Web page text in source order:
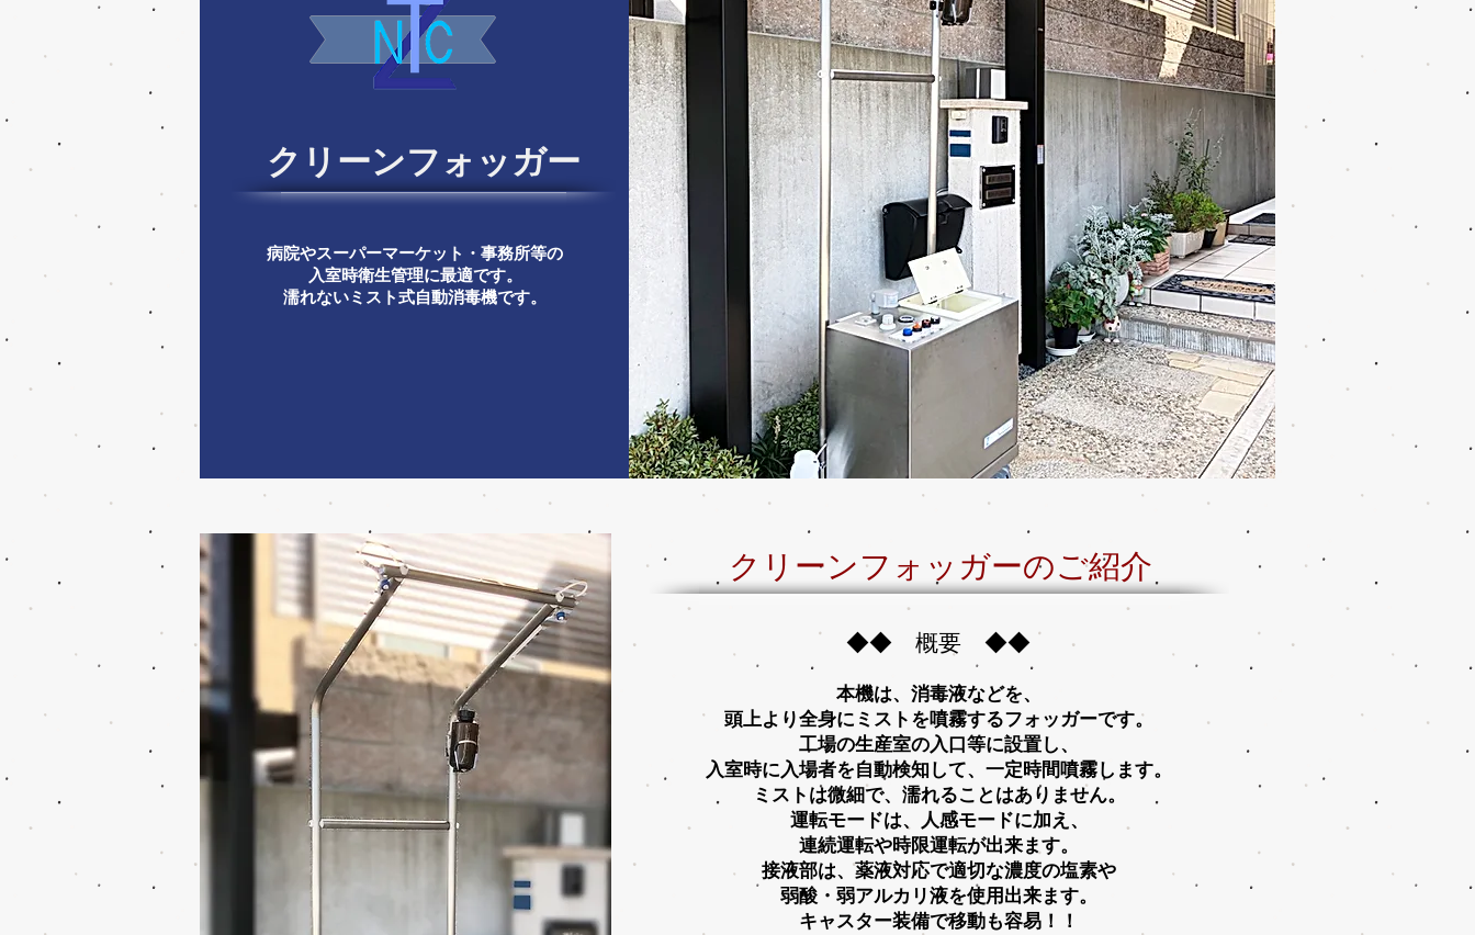
​クリーンフォッガー​
病院やスーパーマーケット・事務所等の
入室時衛生管理に最適です。
濡れないミスト式自動消毒機です。
本機は、消毒液などを、
頭上より全身にミストを噴霧するフォッガーです。
工場の生産室の入口等に設置し、
入室時に入場者を自動検知して、一定時間噴霧します。
ミストは微細で、濡れることはありません。
運転モードは、人感モードに加え、
連続運転や時限運転が出来ます。
接液部は、薬液対応で適切な濃度の塩素や
弱酸・弱アルカリ液を使用出来ます。
キャスター装備で移動も容易！！
◆◆​ 概要 ◆◆
クリーンフォッガーのご紹介